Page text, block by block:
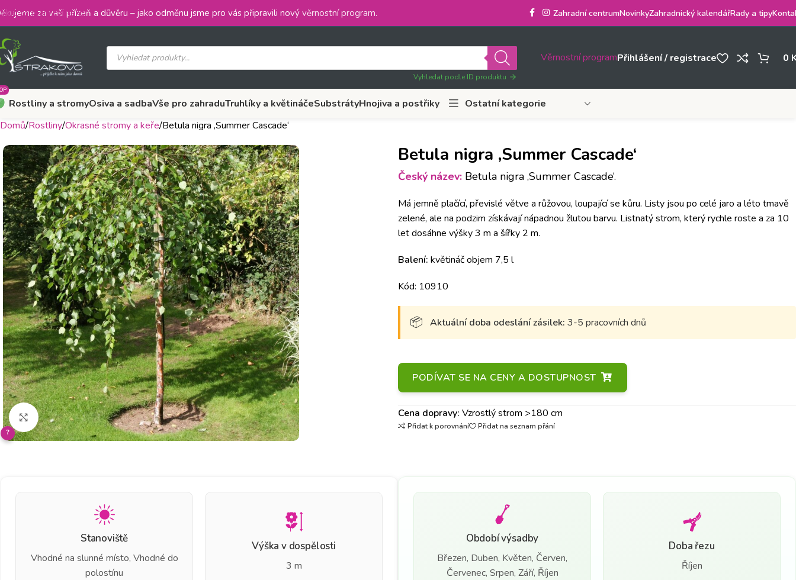
Skip to main content
za vaši přízeň a důvěru – jako odměnu jsme pro vás připravili nový věrnostní program. Zahradní centrumNovinkyZahradnický kalendářRady a tipy
Vyhledat podle ID produktu
Věrnostní programPřihlášení / registrace 0
Rostliny a stromyOsiva a sadbaVše pro zahraduTruhlíky a květináčeSubstrátyHnojiva a postřiky
Ostatní kategorie
Domů Rostliny Okrasné stromy a keře Betula nigra ‚Summer Cascade‘
Klikněte pro zvětšení
?
Betula nigra ‚Summer Cascade‘
Český název: Betula nigra ‚Summer Cascade‘.
Má jemně plačící, převislé větve a růžovou, loupající se kůru. Listy jsou po celé jaro a léto tmavě
zelené, ale na podzim získávají nápadnou žlutou barvu. Listnatý strom, který rychle roste a za 10
let dosáhne výšky 3 m a šířky 2 m.
Balení: květináč objem 7,5 l
Kód: 10910
Aktuální doba odeslání zásilek: 3-5 pracovních dnů
PODÍVAT SE NA CENY A DOSTUPNOST
Cena dopravy: Vzrostlý strom >180 cm
Přidat k porovnání Přidat na seznam přání
Stanoviště
Vhodné na slunné místo, Vhodné do
polostínu
Výška v dospělosti
3 m
Období výsadby
Březen, Duben, Květen, Červen,
Červenec, Srpen, Září, Říjen
Doba řezu
Říjen